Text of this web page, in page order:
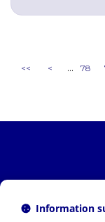
<< < ... 78
Information